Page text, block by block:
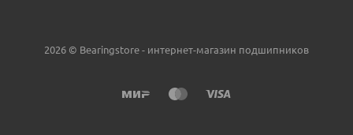
2026 © Bearingstore - интернет-магазин подшипников